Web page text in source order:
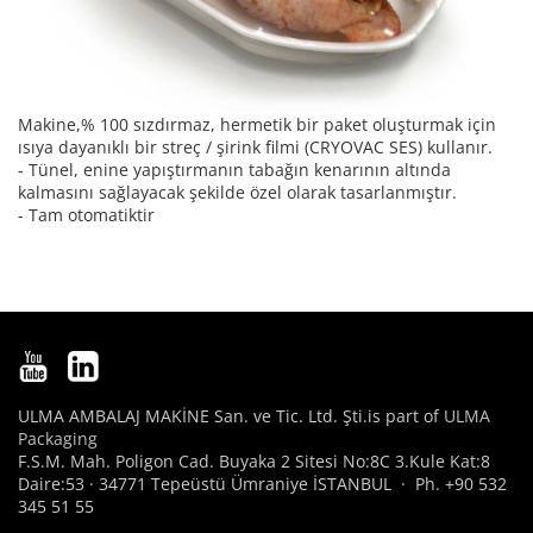
Makine,% 100 sızdırmaz, hermetik bir paket oluşturmak için
ısıya dayanıklı bir streç / şirink filmi (CRYOVAC SES) kullanır.
- Tünel, enine yapıştırmanın tabağın kenarının altında
kalmasını sağlayacak şekilde özel olarak tasarlanmıştır.
- Tam otomatiktir
ULMA AMBALAJ MAKİNE San. ve Tic. Ltd. Şti.is part of ULMA
Packaging
F.S.M. Mah. Poligon Cad. Buyaka 2 Sitesi No:8C 3.Kule Kat:8
Daire:53 · 34771 Tepeüstü Ümraniye İSTANBUL · Ph. +90 532
345 51 55